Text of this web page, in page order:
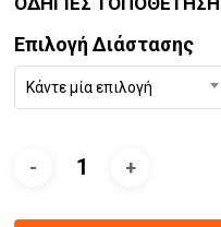
Επιλογή Διάστασης
Κάντε μία επιλογή